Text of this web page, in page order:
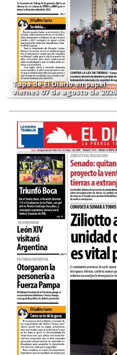
Tapa de El Diario en papel
viernes 07 de agosto de 2026